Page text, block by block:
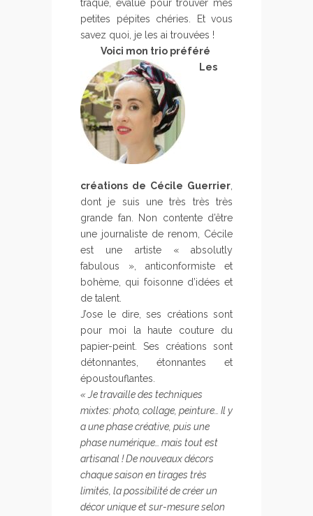
traqué, évalué pour trouver mes
petites pépites chéries. Et vous
savez quoi, je les ai trouvées !
Voici mon trio préféré
Les
créations de Cécile Guerrier
dont je suis une très très très
grande fan. Non contente d’être
une journaliste de renom, Cécile
est une artiste « absolutly
fabulous », anticonformiste et
bohème, qui foisonne d’idées et
de talent.
J’ose le dire, ses créations sont
pour moi la haute couture du
papier-peint. Ses créations sont
détonnantes, étonnantes et
époustouflantes.
« Je travaille des techniques
mixtes: photo, collage, peinture… Il y
a une phase créative, puis une
phase numérique… mais tout est
artisanal ! De nouveaux décors
chaque saison en tirages très
limités, la possibilité de créer un
décor unique et sur-mesure selon